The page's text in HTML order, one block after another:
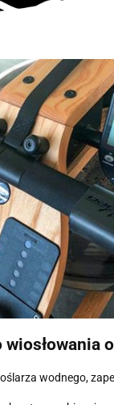
wiosłowania
wodnego,